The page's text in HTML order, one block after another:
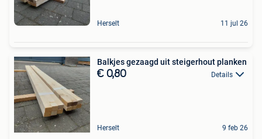
Herselt 11 jul 26
Balkjes gezaagd uit steigerhout planken
€ 0,80 Details
Herselt 9 feb 26